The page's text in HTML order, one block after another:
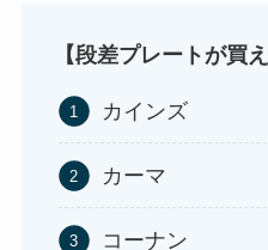
【段差プレートが買
カインズ
カーマ
コーナン